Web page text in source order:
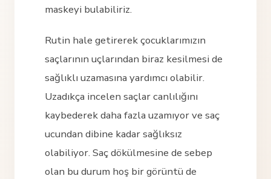
maskeyi bulabiliriz.
Rutin hale getirerek çocuklarımızın
saçlarının uçlarından biraz kesilmesi de
sağlıklı uzamasına yardımcı olabilir.
Uzadıkça incelen saçlar canlılığını
kaybederek daha fazla uzamıyor ve saç
ucundan dibine kadar sağlıksız
olabiliyor. Saç dökülmesine de sebep
olan bu durum hoş bir görüntü de